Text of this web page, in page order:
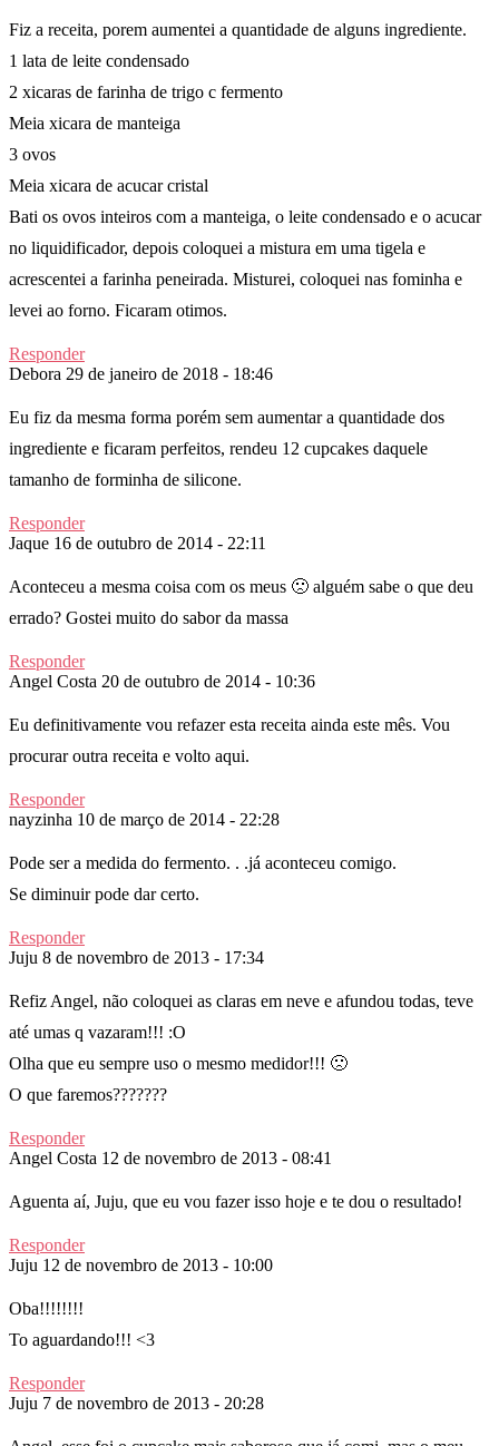
Fiz a receita, porem aumentei a quantidade de alguns ingrediente.
1 lata de leite condensado
2 xicaras de farinha de trigo c fermento
Meia xicara de manteiga
3 ovos
Meia xicara de acucar cristal
Bati os ovos inteiros com a manteiga, o leite condensado e o acucar
no liquidificador, depois coloquei a mistura em uma tigela e
acrescentei a farinha peneirada. Misturei, coloquei nas fominha e
levei ao forno. Ficaram otimos.
Responder
Debora 29 de janeiro de 2018 - 18:46
Eu fiz da mesma forma porém sem aumentar a quantidade dos
ingrediente e ficaram perfeitos, rendeu 12 cupcakes daquele
tamanho de forminha de silicone.
Responder
Jaque 16 de outubro de 2014 - 22:11
Aconteceu a mesma coisa com os meus 🙁 alguém sabe o que deu
errado? Gostei muito do sabor da massa
Responder
Angel Costa 20 de outubro de 2014 - 10:36
Eu definitivamente vou refazer esta receita ainda este mês. Vou
procurar outra receita e volto aqui.
Responder
nayzinha 10 de março de 2014 - 22:28
Pode ser a medida do fermento. . .já aconteceu comigo.
Se diminuir pode dar certo.
Responder
Juju 8 de novembro de 2013 - 17:34
Refiz Angel, não coloquei as claras em neve e afundou todas, teve
até umas q vazaram!!! :O
Olha que eu sempre uso o mesmo medidor!!! 🙁
O que faremos???????
Responder
Angel Costa 12 de novembro de 2013 - 08:41
Aguenta aí, Juju, que eu vou fazer isso hoje e te dou o resultado!
Responder
Juju 12 de novembro de 2013 - 10:00
Oba!!!!!!!!
To aguardando!!! <3
Responder
Juju 7 de novembro de 2013 - 20:28